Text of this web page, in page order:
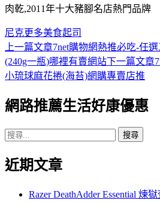
肉乾,2011年十大豬腳名店熱門品牌
尼克更多美食起司
文
章
覽
上一篇文章7net購物網熱推必吃-任
(240g一瓶)哪裡有賣網站下一篇文章
小琉球麻花捲(海苔)網購專賣店推
網路推薦生活好康優惠
搜
關
近期文章
Razer DeathAdder Essential 煉